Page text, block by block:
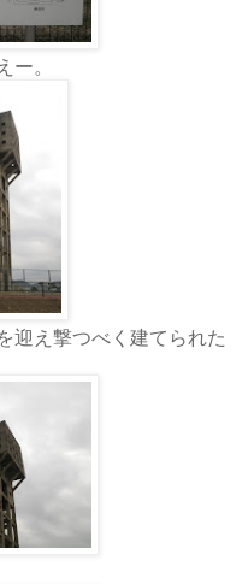
ー。
迎え撃つべく建てられた